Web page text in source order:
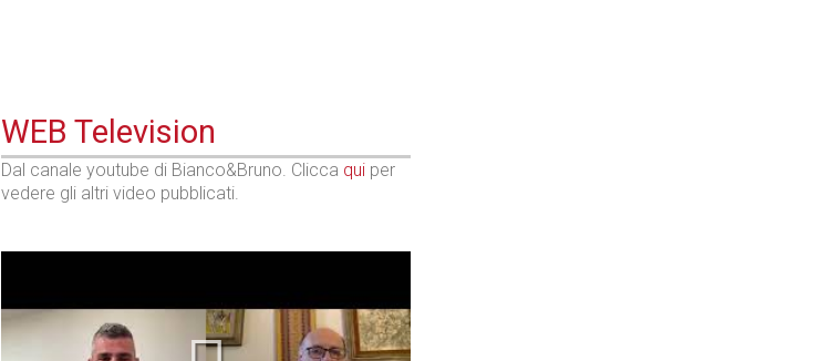
WEB Television
Dal canale youtube di Bianco&Bruno. Clicca qui per
vedere gli altri video pubblicati.